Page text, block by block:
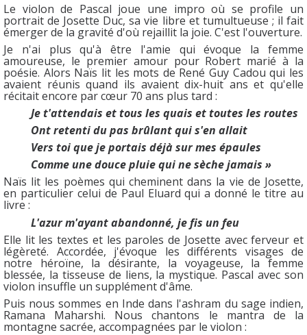
Le violon de Pascal joue une impro où se profile un
portrait de Josette Duc, sa vie libre et tumultueuse ; il fait
émerger de la gravité d'où rejaillit la joie. C'est l'ouverture.
Je n'ai plus qu'à être l'amie qui évoque la femme
amoureuse, le premier amour pour Robert marié à la
poésie. Alors Naïs lit les mots de René Guy Cadou qui les
avaient réunis quand ils avaient dix-huit ans et qu'elle
récitait encore par cœur 70 ans plus tard :
Je t'attendais et tous les quais et toutes les routes
Ont retenti du pas brûlant qui s'en allait
Vers toi que je portais déjà sur mes épaules
Comme une douce pluie qui ne sèche jamais »
Naïs lit les poèmes qui cheminent dans la vie de Josette,
en particulier celui de Paul Eluard qui a donné le titre au
livre :
L'azur m'ayant abandonné, je fis un feu
Elle lit les textes et les paroles de Josette avec ferveur et
légèreté. Accordée, j'évoque les différents visages de
notre héroïne, la désirante, la voyageuse, la femme
blessée, la tisseuse de liens, la mystique. Pascal avec son
violon insuffle un supplément d'âme.
Puis nous sommes en Inde dans l'ashram du sage indien,
Ramana Maharshi. Nous chantons le mantra de la
montagne sacrée, accompagnées par le violon :